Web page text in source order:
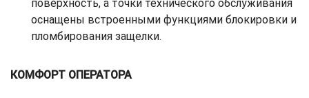
поверхность, а точки технического обслуживания
оснащены встроенными функциями блокировки и
пломбирования защелки.
КОМФОРТ ОПЕРАТОРА